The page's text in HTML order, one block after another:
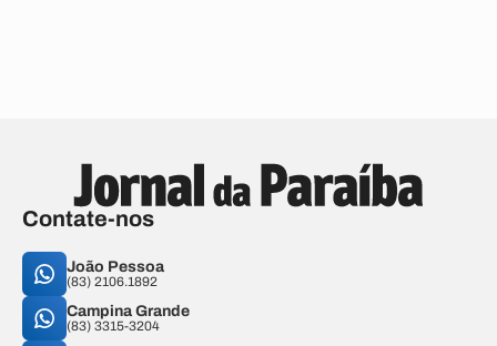
Contate-nos
João Pessoa
(83) 2106.1892
Campina Grande
(83) 3315-3204